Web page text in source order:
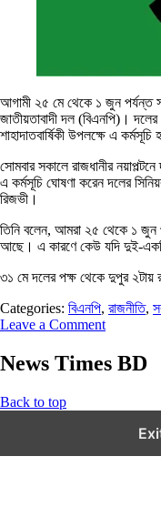
আগামী ২৫ মে থেকে ১ জুন পর্যন্ত
জাতীয়তাবাদী দল (বিএনপি)। দলের
শাহাদাতবার্ষিকী উপলক্ষে এ কর্মসূচি
সোমবার সকালে রাজধানীর
এ কর্মসূচি ঘোষণা করেন দলের
রিজভী।
তিনি বলেন, আমরা ২৫ থেকে ১ জুন
আছে। এ কারণে কেউ যদি দুই-
৩১ মে দলের পক্ষ থেকে দুপুর ২টায়
Categories: বিএনপি, রাজনীতি,
Leave a Comment
News Times BD
Back to top